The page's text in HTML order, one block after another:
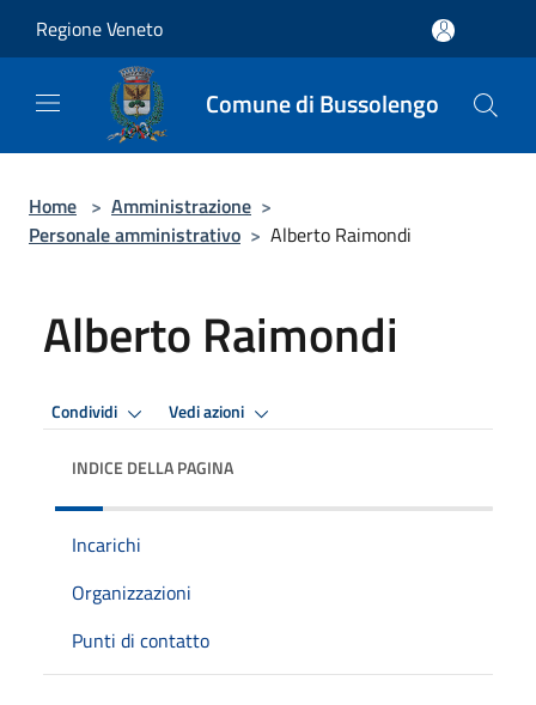
Regione Veneto
Comune di Bussolengo
Home > Amministrazione >
Personale amministrativo > Alberto Raimondi
Alberto Raimondi
Condividi Vedi azioni
INDICE DELLA PAGINA
Incarichi
Organizzazioni
Punti di contatto